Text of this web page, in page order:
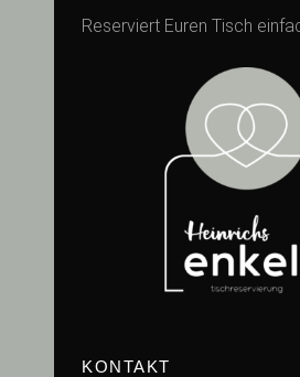
Reserviert Euren Tisch
KONTAKT